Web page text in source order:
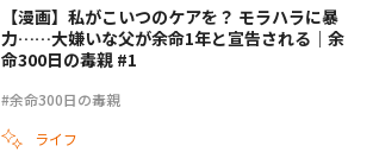
#余命300日の毒親
【漫画】私がこいつのケアを？ モラハラに暴
力……大嫌いな父が余命1年と宣告される｜余
命300日の毒親 #1
ライフ